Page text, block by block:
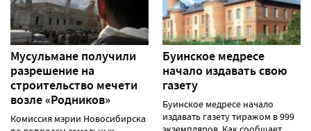
Мусульмане получили
разрешение на
строительство мечети
возле «Родников»
Комиссия мэрии Новосибирска
Буинское медресе
начало издавать свою
газету
Буинское медресе начало
издавать газету тиражом в 999